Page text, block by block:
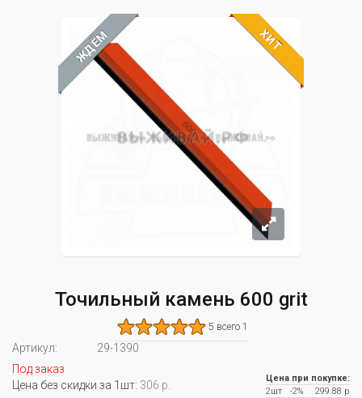
ЖДЁМ ХИТ
Точильный камень 600 grit
5 всего 1
Артикул:
29-1390
Под заказ
Цена без скидки за 1шт: 306 р.
Цена при покупке:
2шт
-2%
299.88 р